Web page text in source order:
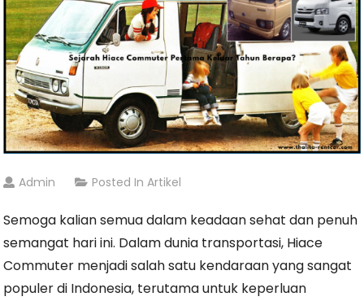
Admin Posted InArtikel
Semoga kalian semua dalam keadaan sehat dan penuh
semangat hari ini. Dalam dunia transportasi, Hiace
Commuter menjadi salah satu kendaraan yang sangat
populer di Indonesia, terutama untuk keperluan